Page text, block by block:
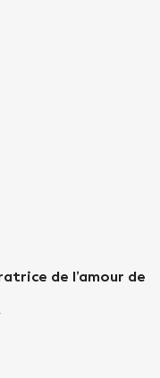
de l’amour de